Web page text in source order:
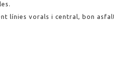
línies vorals i central, bon